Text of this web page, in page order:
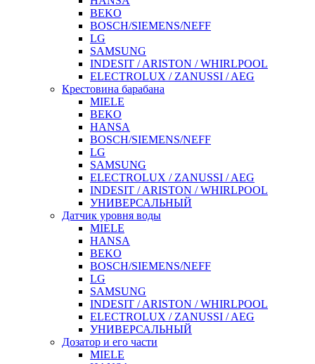
BEKO
BOSCH/SIEMENS/NEFF
LG
SAMSUNG
INDESIT / ARISTON / WHIRLPOOL
ELECTROLUX / ZANUSSI / AEG
Крестовина барабана
MIELE
BEKO
HANSA
BOSCH/SIEMENS/NEFF
LG
SAMSUNG
ELECTROLUX / ZANUSSI / AEG
INDESIT / ARISTON / WHIRLPOOL
УНИВЕРСАЛЬНЫЙ
Датчик уровня воды
MIELE
HANSA
BEKO
BOSCH/SIEMENS/NEFF
LG
SAMSUNG
INDESIT / ARISTON / WHIRLPOOL
ELECTROLUX / ZANUSSI / AEG
УНИВЕРСАЛЬНЫЙ
Дозатор и его части
MIELE